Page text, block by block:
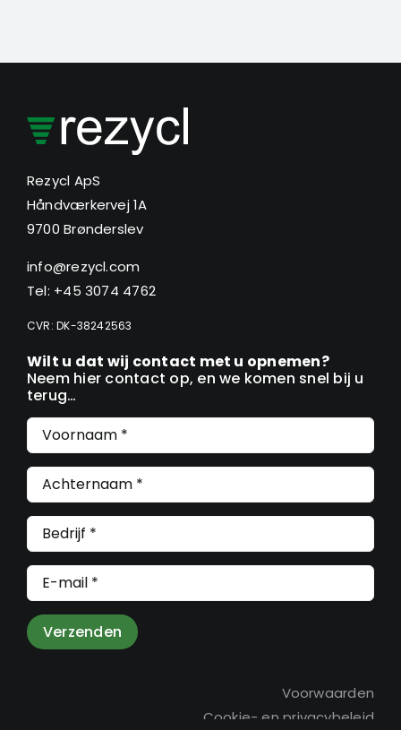
Rezycl ApS
Håndværkervej 1A
9700 Brønderslev
info@rezycl.com
Tel: +45 3074 4762
CVR: DK-38242563
Wilt u dat wij contact met u opnemen?
Neem hier contact op, en we komen snel bij u
terug…
Verzenden
Voorwaarden
Cookie- en privacybeleid